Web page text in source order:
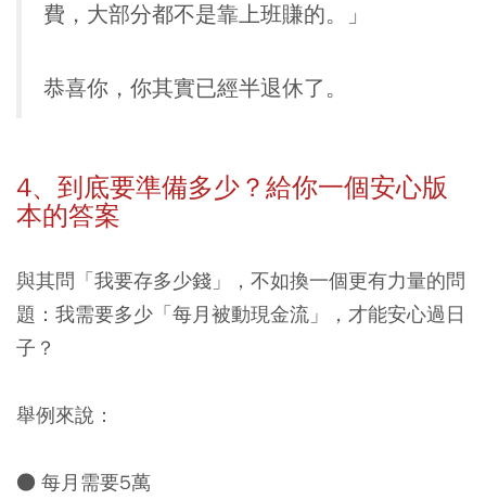
費，大部分都不是靠上班賺的。」
恭喜你，你其實已經半退休了。
4、到底要準備多少？給你一個安心版
本的答案
與其問「我要存多少錢」，不如換一個更有力量的問
題：我需要多少「每月被動現金流」，才能安心過日
子？
舉例來說：
● 每月需要5萬